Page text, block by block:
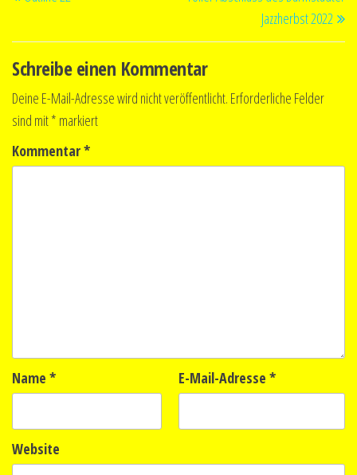
Jazzherbst 2022
Schreibe einen Kommentar
Deine E-Mail-Adresse wird nicht veröffentlicht. Erforderliche Felder
sind mit* markiert
Kommentar*
Name * E-Mail-Adresse *
Website